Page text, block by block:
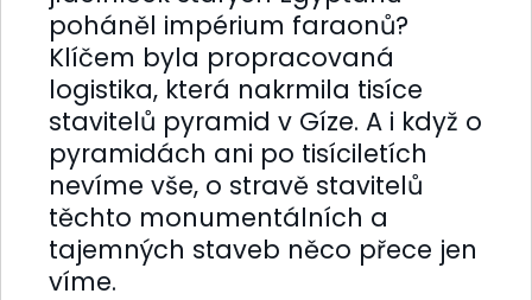
poháněl impérium faraonů?
Klíčem byla propracovaná
logistika, která nakrmila tisíce
stavitelů pyramid v Gíze. A i když o
pyramidách ani po tisíciletích
nevíme vše, o stravě stavitelů
těchto monumentálních a
tajemných staveb něco přece jen
víme.